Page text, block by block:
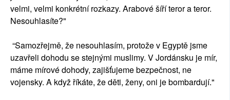
velmi, velmi konkrétní rozkazy. Arabové šíří teror a teror.
Nesouhlasíte?"
“Samozřejmě, že nesouhlasím, protože v Egyptě jsme
uzavřeli dohodu se stejnými muslimy. V Jordánsku je mír,
máme mírové dohody, zajišťujeme bezpečnost, ne
vojensky. A když říkáte, že děti, ženy, oni je bombardují."